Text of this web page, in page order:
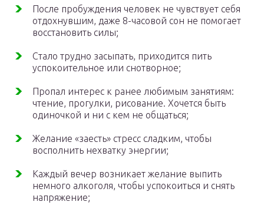
После пробуждения человек не чувствует себя
отдохнувшим, даже 8-часовой сон не помогает
восстановить силы;
Стало трудно засыпать, приходится пить
успокоительное или снотворное;
Пропал интерес к ранее любимым занятиям:
чтение, прогулки, рисование. Хочется быть
одиночкой и ни с кем не общаться;
Желание «заесть» стресс сладким, чтобы
восполнить нехватку энергии;
Каждый вечер возникает желание выпить
немного алкоголя, чтобы успокоиться и снять
напряжение;